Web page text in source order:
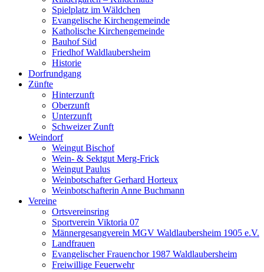
Spielplatz im Wäldchen
Evangelische Kirchengemeinde
Katholische Kirchengemeinde
Bauhof Süd
Friedhof Waldlaubersheim
Historie
Dorfrundgang
Zünfte
Hinterzunft
Oberzunft
Unterzunft
Schweizer Zunft
Weindorf
Weingut Bischof
Wein- & Sektgut Merg-Frick
Weingut Paulus
Weinbotschafter Gerhard Horteux
Weinbotschafterin Anne Buchmann
Vereine
Ortsvereinsring
Sportverein Viktoria 07
Männergesangverein MGV Waldlaubersheim 1905 e.V.
Landfrauen
Evangelischer Frauenchor 1987 Waldlaubersheim
Freiwillige Feuerwehr